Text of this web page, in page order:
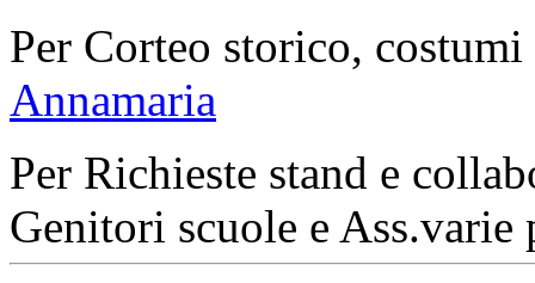
Per Corteo storico,
Annamaria
Per Richieste stand e
Genitori scuole e Ass.varie